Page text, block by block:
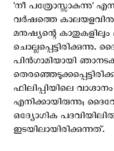
'നീ പത്രോസ്സാകുന്നു'
വര്‍ഷത്തെ
മനുഷ്യന്റെ കാതുകളിലും
ചൊല്ലപ്പെട്ടിരിക്കുന്നു.
പിന്‍ഗാമിയായി
ഫിലിപ്പിയിലെ
എനിക്കായിരുന്നു;
ഒദ്യോഗിക
ഇടയിലായിരിക്കുന്നത്.